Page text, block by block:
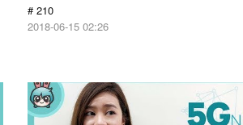
# 210
2018-06-15 02:26